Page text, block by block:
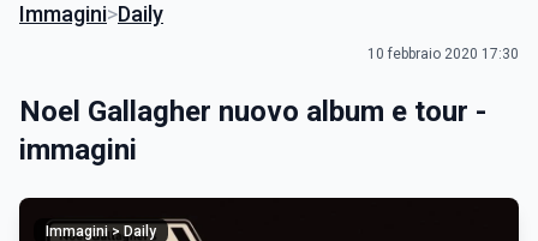
Immagini>Daily
10 febbraio 2020 17:30
Noel Gallagher nuovo album e tour -
immagini
Immagini > Daily